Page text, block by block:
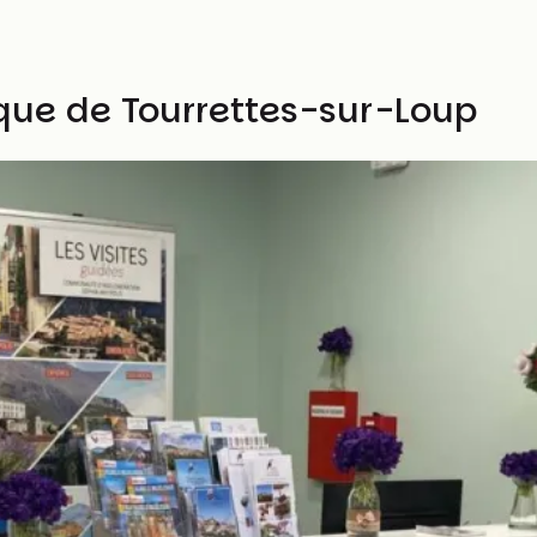
de Tourrettes-sur-Loup